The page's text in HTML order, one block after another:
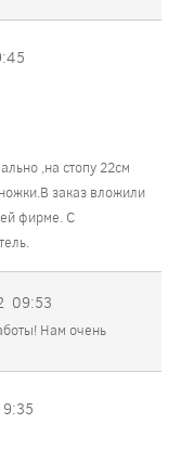
,на стопу 22см
заказ вложили
фирме. С
09:53
Нам очень